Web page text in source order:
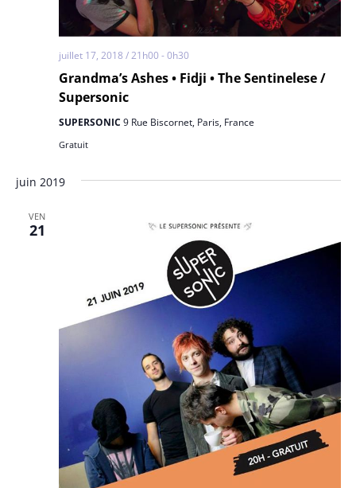
Grandma’s Ashes • Fidji • The Sentinelese /
Supersonic
juillet 17, 2018 / 21h00 -0h30
SUPERSONIC 9 Rue Biscornet, Paris, France
Gratuit
juin 2019
VEN
21